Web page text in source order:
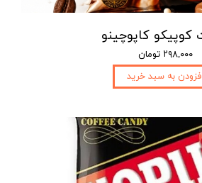
کوپیکو کاپوچینو
۲۹۸,۰۰۰ تومان
به سبد خرید